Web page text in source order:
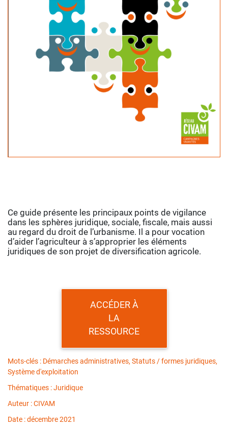
Ce guide présente les principaux points de vigilance
dans les sphères juridique, sociale, fiscale, mais aussi
au regard du droit de l’urbanisme. Il a pour vocation
d’aider l’agriculteur à s’approprier les éléments
juridiques de son projet de diversification agricole.
ACCÉDER À
LA
RESSOURCE
Mots-clés : Démarches administratives, Statuts / formes juridiques,
Système d'exploitation
Thématiques : Juridique
Auteur : CIVAM
Date : décembre 2021